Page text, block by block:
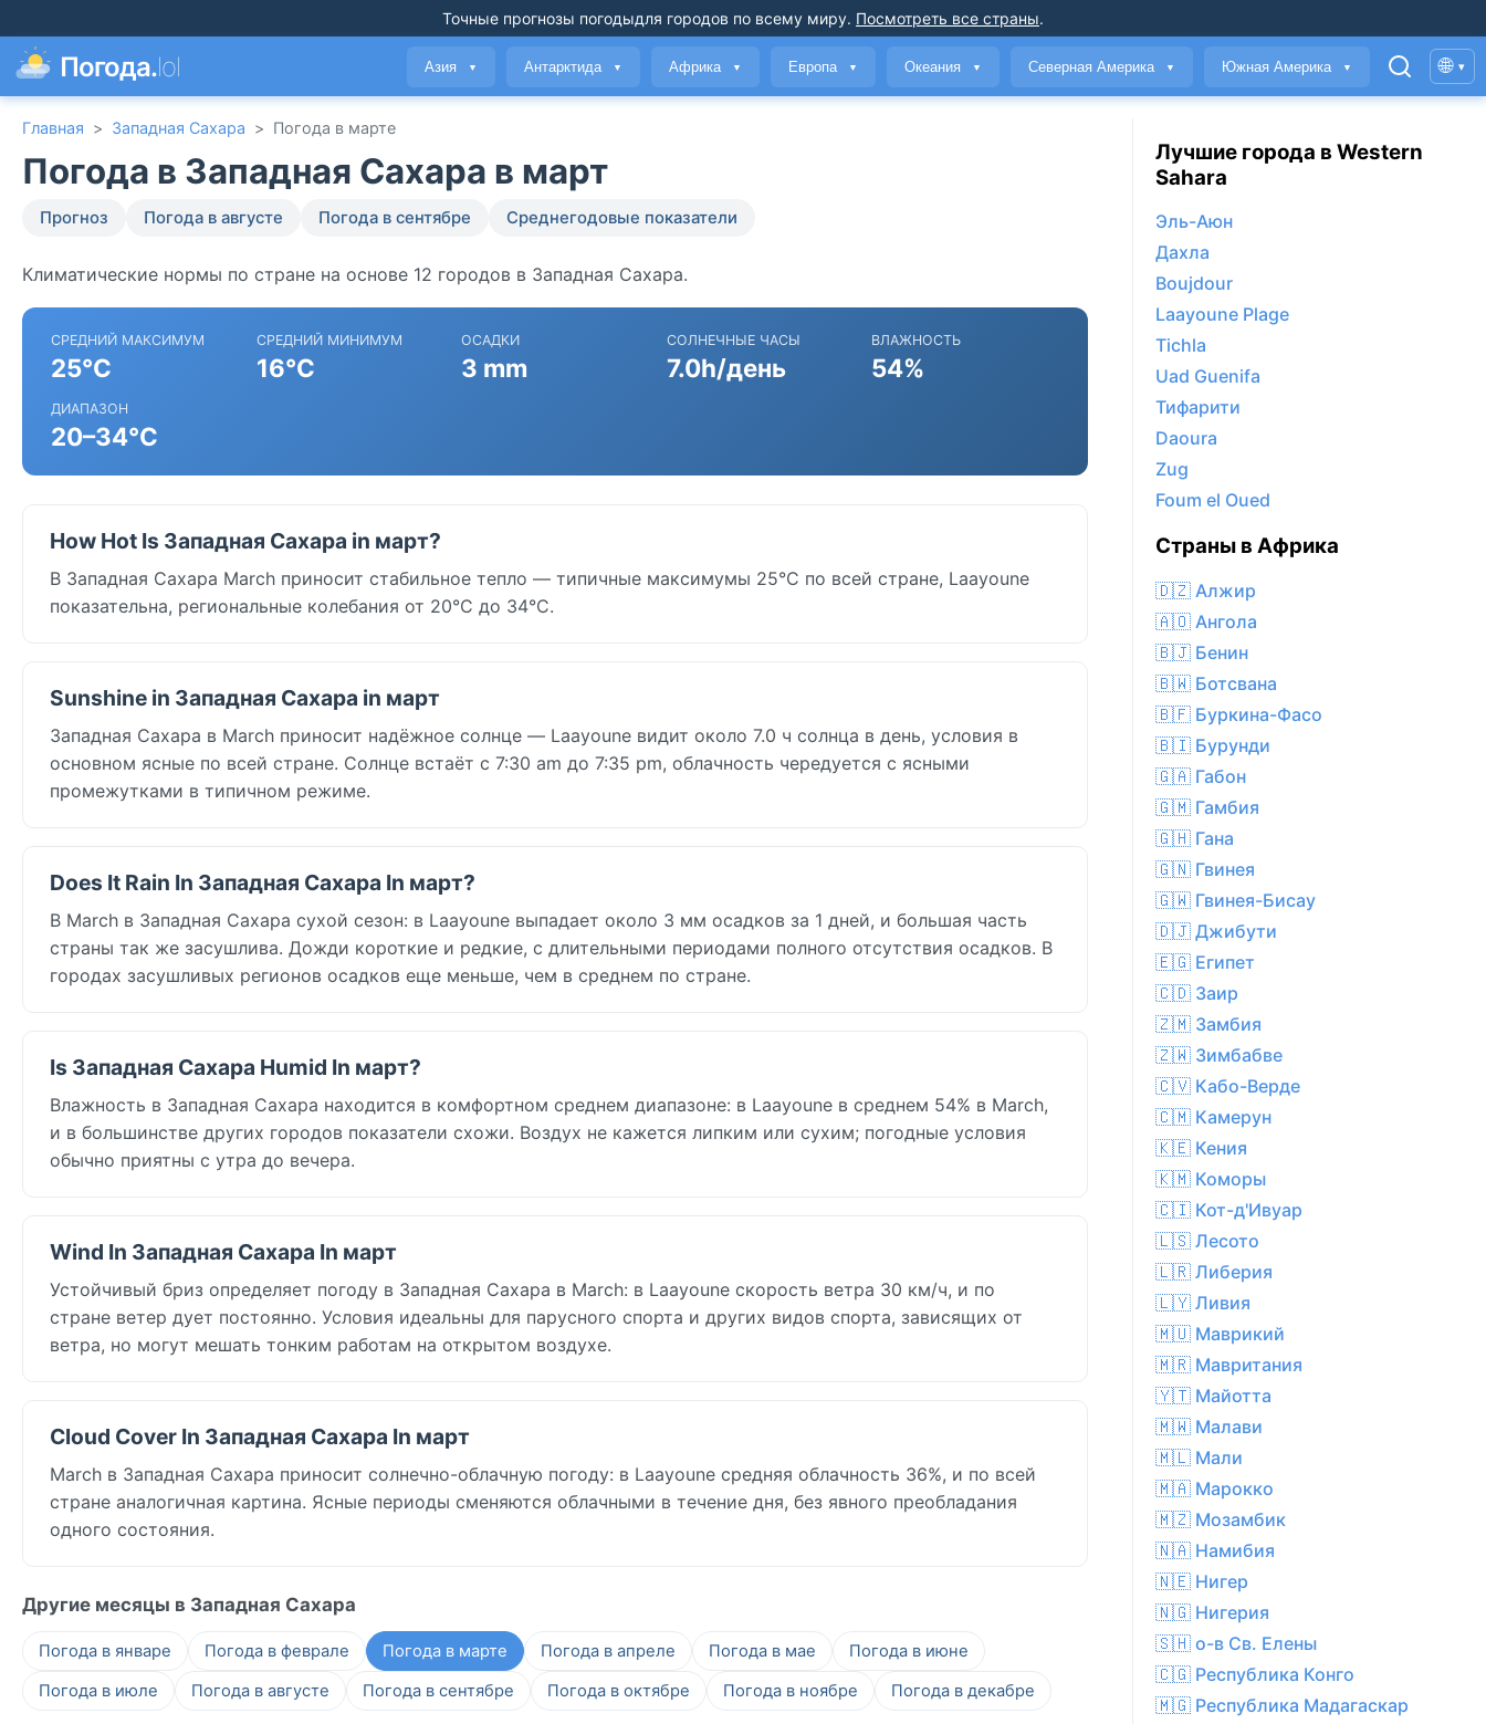
Точные прогнозы погодыдля городов по всему миру. Посмотреть все страны.
Погода.lol Азия ▼ Антарктида ▼ Африка ▼ Европа ▼ Океания ▼ Северная Америка ▼ Южная Америка ▼ 🌐 ▾
Главная > Западная Сахара > Погода в марте
Погода в Западная Сахара в март
Прогноз Погода в августе Погода в сентябре Среднегодовые показатели
Климатические нормы по стране на основе 12 городов в Западная Сахара.
СРЕДНИЙ МАКСИМУМ
25°C
СРЕДНИЙ МИНИМУМ
16°C
ОСАДКИ
3 mm
СОЛНЕЧНЫЕ ЧАСЫ
7.0h/день
ВЛАЖНОСТЬ
54%
ДИАПАЗОН
20–34°C
How Hot Is Западная Сахара in март?
В Западная Сахара March приносит стабильное тепло — типичные максимумы 25°C по всей стране, Laayoune
показательна, региональные колебания от 20°C до 34°C.
Sunshine in Западная Сахара in март
Западная Сахара в March приносит надёжное солнце — Laayoune видит около 7.0 ч солнца в день, условия в
основном ясные по всей стране. Солнце встаёт с 7:30 am до 7:35 pm, облачность чередуется с ясными
промежутками в типичном режиме.
Does It Rain In Западная Сахара In март?
В March в Западная Сахара сухой сезон: в Laayoune выпадает около 3 мм осадков за 1 дней, и большая часть
страны так же засушлива. Дожди короткие и редкие, с длительными периодами полного отсутствия осадков. В
городах засушливых регионов осадков еще меньше, чем в среднем по стране.
Is Западная Сахара Humid In март?
Влажность в Западная Сахара находится в комфортном среднем диапазоне: в Laayoune в среднем 54% в March,
и в большинстве других городов показатели схожи. Воздух не кажется липким или сухим; погодные условия
обычно приятны с утра до вечера.
Wind In Западная Сахара In март
Устойчивый бриз определяет погоду в Западная Сахара в March: в Laayoune скорость ветра 30 км/ч, и по
стране ветер дует постоянно. Условия идеальны для парусного спорта и других видов спорта, зависящих от
ветра, но могут мешать тонким работам на открытом воздухе.
Cloud Cover In Западная Сахара In март
March в Западная Сахара приносит солнечно-облачную погоду: в Laayoune средняя облачность 36%, и по всей
стране аналогичная картина. Ясные периоды сменяются облачными в течение дня, без явного преобладания
одного состояния.
Другие месяцы в Западная Сахара
Погода в январе Погода в феврале Погода в марте Погода в апреле Погода в мае
Погода в июне
Погода в июле
Погода в августе Погода в сентябре Погода в октябре Погода в ноябре Погода в декабре
Лучшие города в Western
Sahara
Эль-Аюн
Дахла
Boujdour
Laayoune Plage
Tichla
Uad Guenifa
Тифарити
Daoura
Zug
Foum el Oued
Страны в Африка
🇩🇿 Алжир
🇦🇴 Ангола
🇧🇯 Бенин
🇧🇼 Ботсвана
🇧🇫 Буркина-Фасо
🇧🇮 Бурунди
🇬🇦 Габон
🇬🇲 Гамбия
🇬🇭 Гана
🇬🇳 Гвинея
🇬🇼 Гвинея-Бисау
🇩🇯 Джибути
🇪🇬 Египет
🇨🇩 Заир
🇿🇲 Замбия
🇿🇼 Зимбабве
🇨🇻 Кабо-Верде
🇨🇲 Камерун
🇰🇪 Кения
🇰🇲 Коморы
🇨🇮 Кот-д'Ивуар
🇱🇸 Лесото
🇱🇷 Либерия
🇱🇾 Ливия
🇲🇺 Маврикий
🇲🇷 Мавритания
🇾🇹 Майотта
🇲🇼 Малави
🇲🇱 Мали
🇲🇦 Марокко
🇲🇿 Мозамбик
🇳🇦 Намибия
🇳🇪 Нигер
🇳🇬 Нигерия
🇸🇭 о-в Св. Елены
🇨🇬 Республика Конго
🇲🇬 Республика Мадагаскар